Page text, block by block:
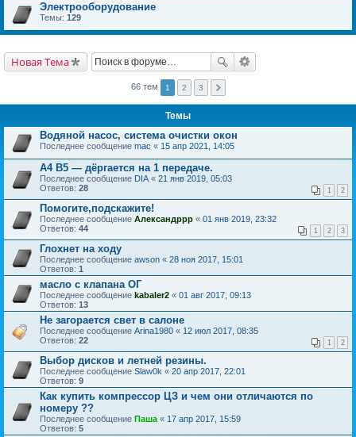
Электрооборудование
Темы: 129
Новая Тема
66 тем 1 2 3
Темы
Водяной насос, система очистки окон
Последнее сообщение mac « 15 апр 2021, 14:05
A4 B5 ― дёргается на 1 передаче.
Последнее сообщение DIA « 21 янв 2019, 05:03
Ответов: 28 1 2
Помогите,подскажите!
Последнее сообщение Александррр « 01 янв 2019, 23:32
Ответов: 44 1 2 3
Глохнет на ходу
Последнее сообщение awson « 28 ноя 2017, 15:01
Ответов: 1
масло с клапана ОГ
Последнее сообщение kabaler2 « 01 авг 2017, 09:13
Ответов: 13
Не загорается свет в салоне
Последнее сообщение Arina1980 « 12 июл 2017, 08:35
Ответов: 22 1 2
Выбор дисков и летней резины.
Последнее сообщение Slаw0k « 20 апр 2017, 22:01
Ответов: 9
Как купить компрессор ЦЗ и чем они отличаются по
номеру ??
Последнее сообщение Паша « 17 апр 2017, 15:59
Ответов: 5